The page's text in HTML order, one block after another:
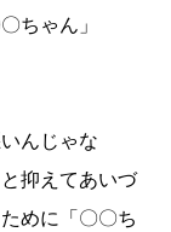
ちゃん」
んじゃな
抑えてあいづ
めに「〇〇ち